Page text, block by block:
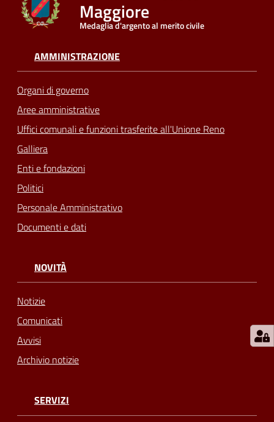
Seguici
Maggiore
Medaglia d'argento al merito civile
AMMINISTRAZIONE
Organi di governo
Aree amministrative
Uffici comunali e funzioni trasferite all'Unione Reno
Galliera
Enti e fondazioni
Politici
Personale Amministrativo
Documenti e dati
NOVITÀ
Notizie
Comunicati
Avvisi
Archivio notizie
SERVIZI